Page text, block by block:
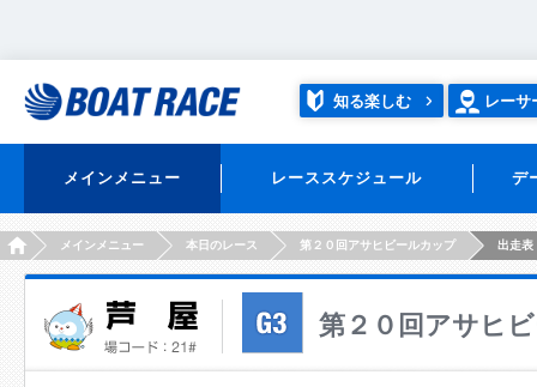
知る楽しむ レーサ
メインメニュー レーススケジュール デ
HOMEメインメニュー 本日のレース 第２０回アサヒビールカップ 出走表
第２０回アサヒ